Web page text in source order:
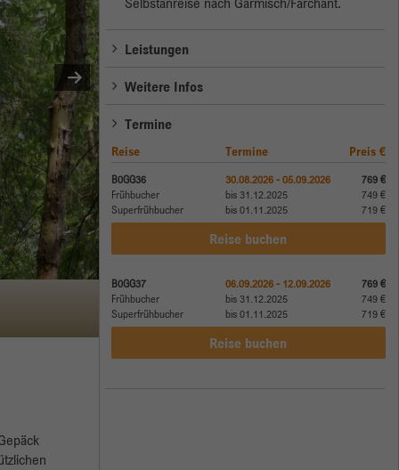
Leistungen
Weitere Infos
Termine
Reise Termine Preis €
B0GG36
Frühbucher
Superfrühbucher
30.08.2026 - 05.09.2026
bis 31.12.2025
bis 01.11.2025
769 €
749 €
719 €
Reise buchen
B0GG37
Frühbucher
Superfrühbucher
06.09.2026 - 12.09.2026
bis 31.12.2025
bis 01.11.2025
769 €
749 €
719 €
Reise buchen